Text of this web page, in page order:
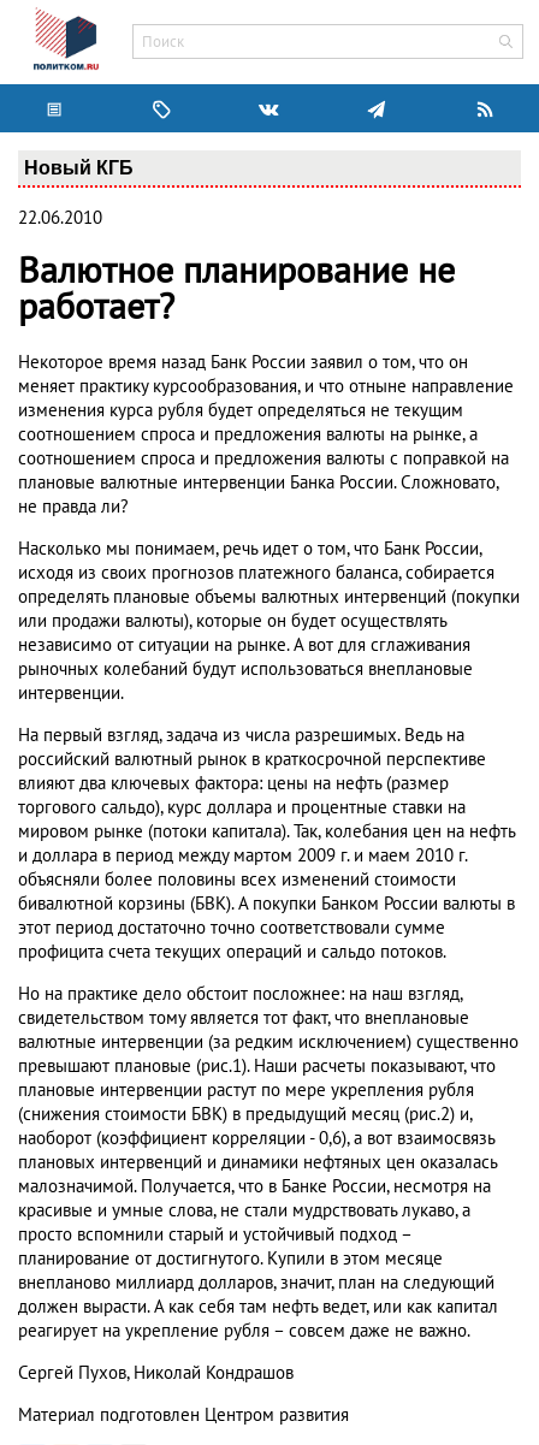
Новый КГБ
22.06.2010
Валютное планирование не
работает?
Некоторое время назад Банк России заявил о том, что он
меняет практику курсообразования, и что отныне направление
изменения курса рубля будет определяться не текущим
соотношением спроса и предложения валюты на рынке, а
соотношением спроса и предложения валюты с поправкой на
плановые валютные интервенции Банка России. Сложновато,
не правда ли?
Насколько мы понимаем, речь идет о том, что Банк России,
исходя из своих прогнозов платежного баланса, собирается
определять плановые объемы валютных интервенций (покупки
или продажи валюты), которые он будет осуществлять
независимо от ситуации на рынке. А вот для сглаживания
рыночных колебаний будут использоваться внеплановые
интервенции.
На первый взгляд, задача из числа разрешимых. Ведь на
российский валютный рынок в краткосрочной перспективе
влияют два ключевых фактора: цены на нефть (размер
торгового сальдо), курс доллара и процентные ставки на
мировом рынке (потоки капитала). Так, колебания цен на нефть
и доллара в период между мартом 2009 г. и маем 2010 г.
объясняли более половины всех изменений стоимости
бивалютной корзины (БВК). А покупки Банком России валюты в
этот период достаточно точно соответствовали сумме
профицита счета текущих операций и сальдо потоков.
Но на практике дело обстоит посложнее: на наш взгляд,
свидетельством тому является тот факт, что внеплановые
валютные интервенции (за редким исключением) существенно
превышают плановые (рис.1). Наши расчеты показывают, что
плановые интервенции растут по мере укрепления рубля
(снижения стоимости БВК) в предыдущий месяц (рис.2) и,
наоборот (коэффициент корреляции - 0,6), а вот взаимосвязь
плановых интервенций и динамики нефтяных цен оказалась
малозначимой. Получается, что в Банке России, несмотря на
красивые и умные слова, не стали мудрствовать лукаво, а
просто вспомнили старый и устойчивый подход –
планирование от достигнутого. Купили в этом месяце
внепланово миллиард долларов, значит, план на следующий
должен вырасти. А как себя там нефть ведет, или как капитал
реагирует на укрепление рубля – совсем даже не важно.
Сергей Пухов, Николай Кондрашов
Материал подготовлен Центром развития